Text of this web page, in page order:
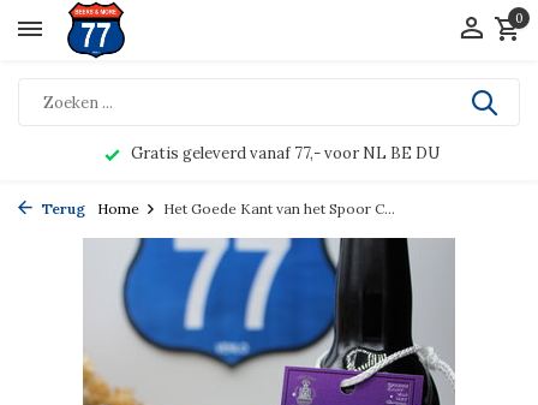
0
Gratis geleverd vanaf 77,- voor NL BE DU
Terug Home Het Goede Kant van het Spoor C...